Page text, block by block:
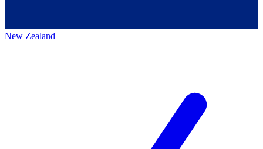
New Zealand